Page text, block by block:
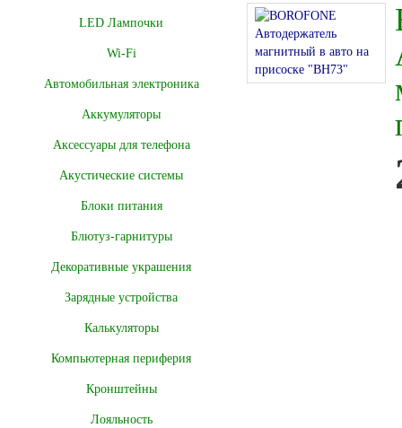
LED Лампочки
Wi-Fi
Автомобильная электроника
Аккумуляторы
Аксессуары для телефона
Акустические системы
Блоки питания
Блютуз-гарнитуры
Декоративные украшения
Зарядные устройства
Калькуляторы
Компьютерная периферия
Кронштейны
Лояльность